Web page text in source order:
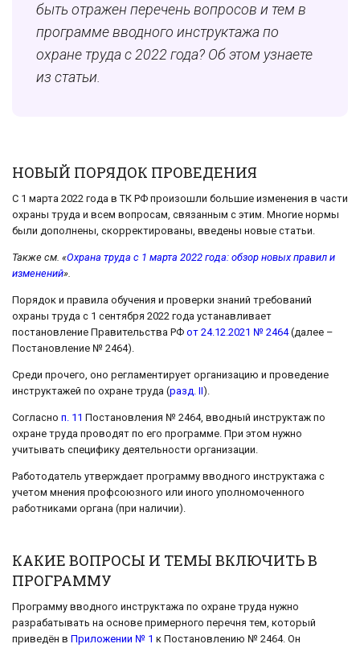
быть отражен перечень вопросов и тем в
программе вводного инструктажа по
охране труда с 2022 года? Об этом узнаете
из статьи.
НОВЫЙ ПОРЯДОК ПРОВЕДЕНИЯ
С 1 марта 2022 года в ТК РФ произошли большие изменения в части
охраны труда и всем вопросам, связанным с этим. Многие нормы
были дополнены, скорректированы, введены новые статьи.
Также см. «Охрана труда с 1 марта 2022 года: обзор новых правил и
изменений».
Порядок и правила обучения и проверки знаний требований
охраны труда с 1 сентября 2022 года устанавливает
постановление Правительства РФ от 24.12.2021 № 2464(далее –
Постановление № 2464).
Среди прочего, оно регламентирует организацию и проведение
инструктажей по охране труда (разд. II).
Согласно п. 11 Постановления № 2464, вводный инструктаж по
охране труда проводят по его программе. При этом нужно
учитывать специфику деятельности организации.
Работодатель утверждает программу вводного инструктажа с
учетом мнения профсоюзного или иного уполномоченного
работниками органа (при наличии).
КАКИЕ ВОПРОСЫ И ТЕМЫ ВКЛЮЧИТЬ В
ПРОГРАММУ
Программу вводного инструктажа по охране труда нужно
разрабатывать на основе примерного перечня тем, который
приведён в Приложении № 1 к Постановлению № 2464. Он